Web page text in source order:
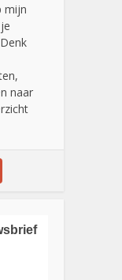
mijn
naar